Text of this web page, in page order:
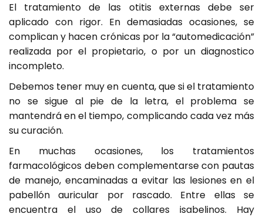
El tratamiento de las otitis externas debe ser
aplicado con rigor. En demasiadas ocasiones, se
complican y hacen crónicas por la “automedicación”
realizada por el propietario, o por un diagnostico
incompleto.
Debemos tener muy en cuenta, que si el tratamiento
no se sigue al pie de la letra, el problema se
mantendrá en el tiempo, complicando cada vez más
su curación.
En muchas ocasiones, los tratamientos
farmacológicos deben complementarse con pautas
de manejo, encaminadas a evitar las lesiones en el
pabellón auricular por rascado. Entre ellas se
encuentra el uso de collares isabelinos. Hay